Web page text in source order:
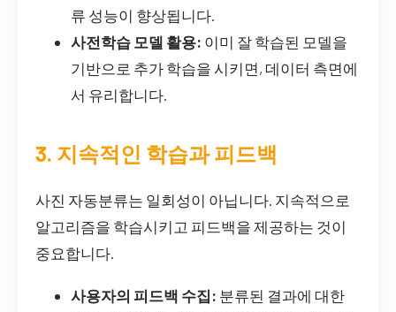
류 성능이 향상됩니다.
사전학습 모델 활용: 이미 잘 학습된 모델을
기반으로 추가 학습을 시키면, 데이터 측면에
서 유리합니다.
3. 지속적인 학습과 피드백
사진 자동분류는 일회성이 아닙니다. 지속적으로
알고리즘을 학습시키고 피드백을 제공하는 것이
중요합니다.
사용자의 피드백 수집: 분류된 결과에 대한